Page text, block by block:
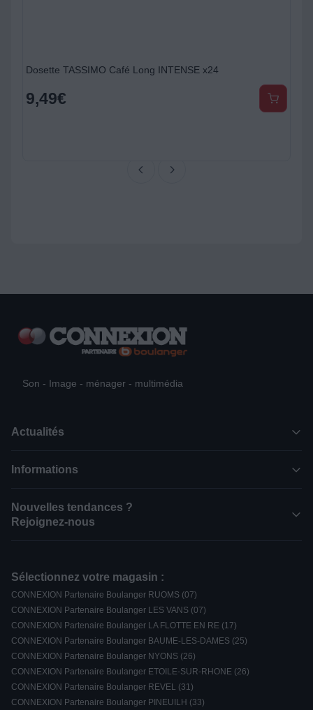
Dosette TASSIMO Café Long INTENSE x24
9,49€
Son - Image - ménager - multimédia
Actualités
Informations
Nouvelles tendances ?
Rejoignez-nous
Sélectionnez votre magasin :
CONNEXION Partenaire Boulanger RUOMS (07)
CONNEXION Partenaire Boulanger LES VANS (07)
CONNEXION Partenaire Boulanger LA FLOTTE EN RE (17)
CONNEXION Partenaire Boulanger BAUME-LES-DAMES (25)
CONNEXION Partenaire Boulanger NYONS (26)
CONNEXION Partenaire Boulanger ETOILE-SUR-RHONE (26)
CONNEXION Partenaire Boulanger REVEL (31)
CONNEXION Partenaire Boulanger PINEUILH (33)